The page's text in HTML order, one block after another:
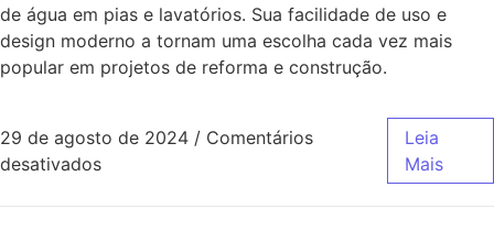
de água em pias e lavatórios. Sua facilidade de uso e
design moderno a tornam uma escolha cada vez mais
popular em projetos de reforma e construção.
29 de agosto de 2024 / Comentários
desativados
Leia
Mais